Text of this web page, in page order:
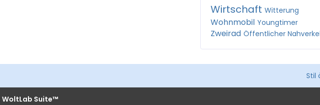
Wirtschaft Witterung
Wohnmobil Youngtimer
Zweirad Öffentlicher
Stil
WoltLab Suite™